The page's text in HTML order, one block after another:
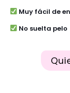
Muy fácil de
No suelta pelo